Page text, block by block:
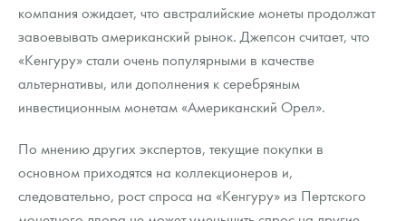
компания ожидает, что австралийские монеты продолжат
завоевывать американский рынок. Джепсон считает, что
«Кенгуру» стали очень популярными в качестве
альтернативы, или дополнения к серебряным
инвестиционным монетам «Американский Орел».
По мнению других экспертов, текущие покупки в
основном приходятся на коллекционеров и,
следовательно, рост спроса на «Кенгуру» из Пертского